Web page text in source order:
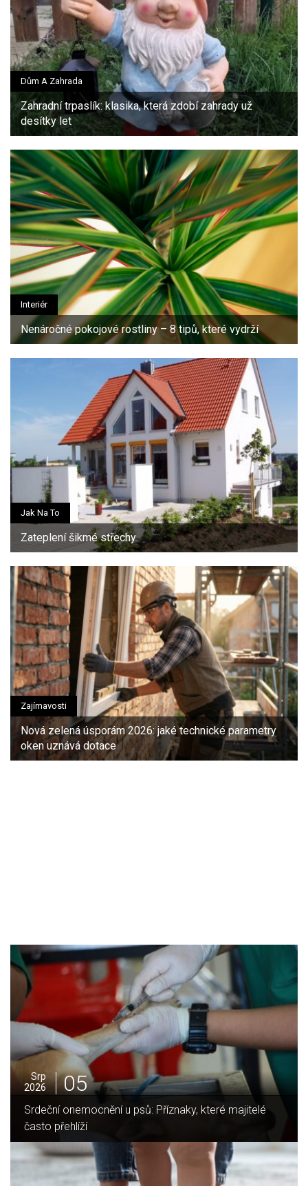
Dům A Zahrada
Zahradní trpaslík: klasika, která zdobí zahrady už
desítky let
Interiér
Nenáročné pokojové rostliny – 8 tipů, které vydrží
Jak Na To
Zateplení šikmé střechy
Zajímavosti
Nová zelená úsporám 2026: jaké technické parametry
oken uznává dotace
Srp
2026
05
Jak vybrat ideální krbovou vložku? Průvodce pro Váš
domov